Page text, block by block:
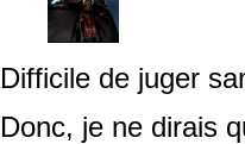
Difficile de juger
Donc, je ne dirais